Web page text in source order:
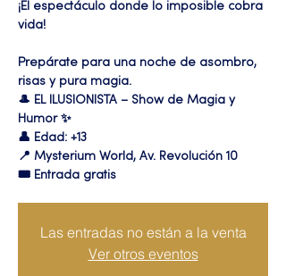
¡El espectáculo donde lo imposible cobra
vida!
Prepárate para una noche de asombro,
risas y pura magia.
🎩 EL ILUSIONISTA – Show de Magia y
Humor ✨
👤 Edad: +13
📍 Mysterium World, Av. Revolución 10
🎟️ Entrada gratis
Las entradas no están a la venta
Ver otros eventos